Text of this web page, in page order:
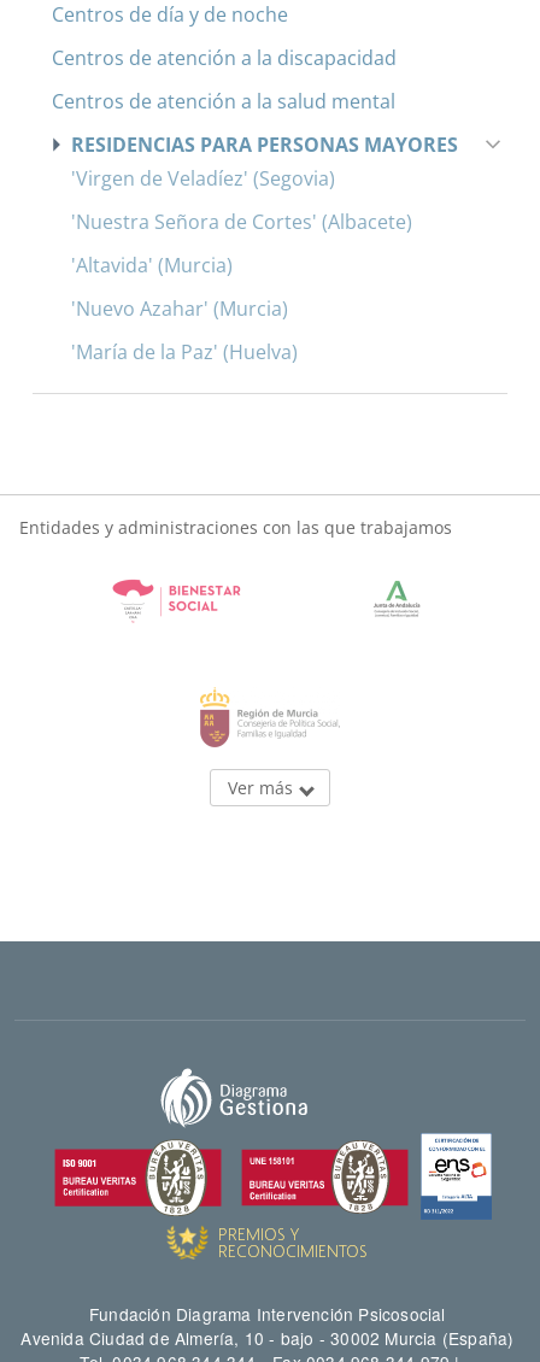
Centros de día y de noche
Centros de atención a la discapacidad
Centros de atención a la salud mental
RESIDENCIAS PARA PERSONAS MAYORES
'Virgen de Veladíez' (Segovia)
'Nuestra Señora de Cortes' (Albacete)
'Altavida' (Murcia)
'Nuevo Azahar' (Murcia)
'María de la Paz' (Huelva)
Entidades y administraciones con las que trabajamos
Ver más
Fundación Diagrama Intervención Psicosocial
Avenida Ciudad de Almería, 10 - bajo - 30002 Murcia (España)